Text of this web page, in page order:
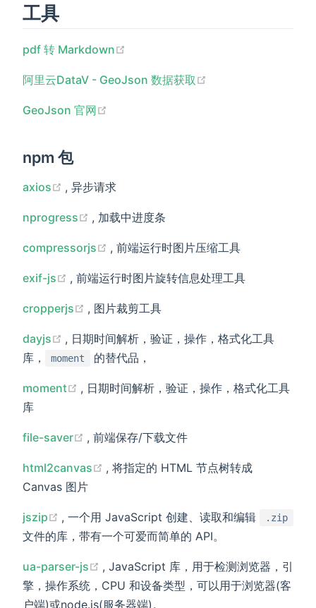
工具
pdf 转 Markdown
阿里云DataV - GeoJson 数据获取
GeoJson 官网
npm 包
axios (opens new window)
, 异步请求
nprogress (opens new window)
, 加载中进度条
compressorjs (opens new window)
, 前端运行时图片压缩工具
exif-js (opens new window)
, 前端运行时图片旋转信息处理工具
cropperjs (opens new window)
, 图片裁剪工具
dayjs (opens new window)
, 日期时间解析，验证，操作，格式化工具
库，
moment 的替代品，
moment (opens new window)
, 日期时间解析，验证，操作，格式化工具
库
file-saver (opens new window)
, 前端保存/下载文件
html2canvas (opens new window)
, 将指定的 HTML 节点树转成
Canvas 图片
jszip (opens new window)
, 一个用 JavaScript 创建、读取和编辑 .zip
文件的库，带有一个可爱而简单的 API。
ua-parser-js (opens new window)
, JavaScript 库，用于检测浏览器，引
擎，操作系统，CPU 和设备类型，可以用于浏览器(客
户端)或node.js(服务器端)。